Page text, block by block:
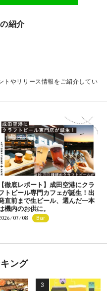
紹介
トやリリース情報をご紹介してい
【徹底レポート】成田空港にクラ
トビール専門カフェが誕生！出
直前まで生ビール、選んだ一本
機内のお供に。
07/08 Bar
ング